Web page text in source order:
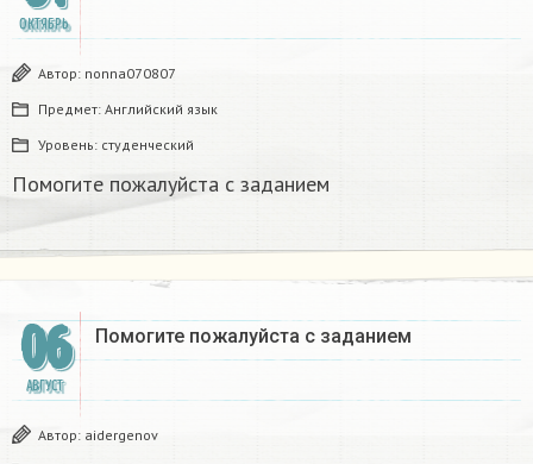
ОКТЯБРЬ
Автор: nonna070807
Предмет: Английский язык
Уровень: студенческий
Помогите пожалуйста с заданием ​
06
АВГУСТ
Помогите пожалуйста с заданием ​
Автор: aidergenov